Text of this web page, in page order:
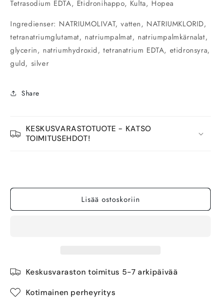
Tetrasodium EDTA, Etidronihappo, Kulta, Hopea
Ingredienser: NATRIUMOLIVAT, vatten, NATRIUMKLORID,
tetranatriumglutamat, natriumpalmat, natriumpalmkärnalat,
glycerin, natriumhydroxid, tetranatrium EDTA, etidronsyra,
guld, silver
Share
KESKUSVARASTOTUOTE - KATSO
TOIMITUSEHDOT!
Lisää ostoskoriin
Keskusvaraston toimitus 5-7 arkipäivää
Kotimainen perheyritys